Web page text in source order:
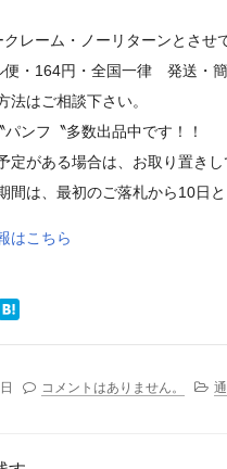
レーム・ノーリターンとさせ
便・164円・全国一律 発送・簡
法はご相談下さい。
ンフ〝多数出品中です！！
定がある場合は、お取り置きし
間は、最初のご落札から10日と
はこちら
コメントはありません。